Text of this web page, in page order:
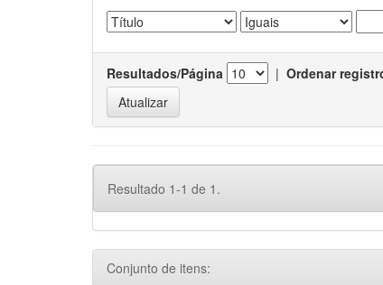
Resultados/Página | Ordenar
Resultado 1-1 de 1.
Conjunto de itens: